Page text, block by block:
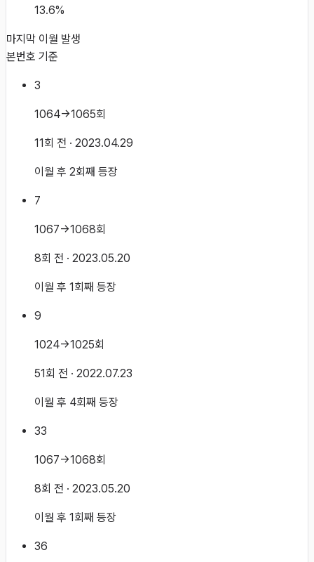
13.6%
마지막 이월 발생
본번호 기준
3
1064→1065회
11회 전 · 2023.04.29
이월 후 2회째 등장
7
1067→1068회
8회 전 · 2023.05.20
이월 후 1회째 등장
9
1024→1025회
51회 전 · 2022.07.23
이월 후 4회째 등장
33
1067→1068회
8회 전 · 2023.05.20
이월 후 1회째 등장
36